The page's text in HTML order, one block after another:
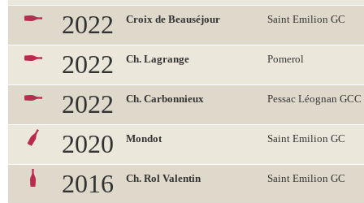
2022 Croix de Beauséjour Saint Emilion GC
2022 Ch. Lagrange Pomerol
2022 Ch. Carbonnieux Pessac Léognan GCC
2020 Mondot Saint Emilion GC
2016 Ch. Rol Valentin Saint Emilion GC